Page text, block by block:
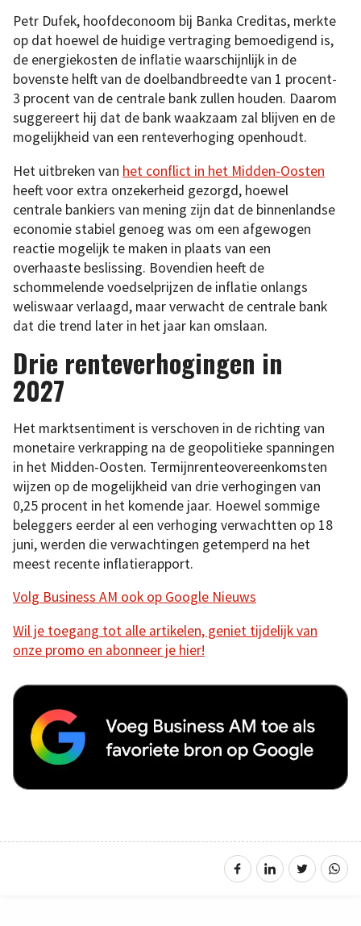
Petr Dufek, hoofdeconoom bij Banka Creditas, merkte
op dat hoewel de huidige vertraging bemoedigend is,
de energiekosten de inflatie waarschijnlijk in de
bovenste helft van de doelbandbreedte van 1 procent-
3 procent van de centrale bank zullen houden. Daarom
suggereert hij dat de bank waakzaam zal blijven en de
mogelijkheid van een renteverhoging openhoudt.
Het uitbreken van het conflict in het Midden-Oosten
heeft voor extra onzekerheid gezorgd, hoewel
centrale bankiers van mening zijn dat de binnenlandse
economie stabiel genoeg was om een afgewogen
reactie mogelijk te maken in plaats van een
overhaaste beslissing. Bovendien heeft de
schommelende voedselprijzen de inflatie onlangs
weliswaar verlaagd, maar verwacht de centrale bank
dat die trend later in het jaar kan omslaan.
Drie renteverhogingen in
2027
Het marktsentiment is verschoven in de richting van
monetaire verkrapping na de geopolitieke spanningen
in het Midden-Oosten. Termijnrenteovereenkomsten
wijzen op de mogelijkheid van drie verhogingen van
0,25 procent in het komende jaar. Hoewel sommige
beleggers eerder al een verhoging verwachtten op 18
juni, werden die verwachtingen getemperd na het
meest recente inflatierapport.
Volg Business AM ook op Google Nieuws
Wil je toegang tot alle artikelen, geniet tijdelijk van
onze promo en abonneer je hier!